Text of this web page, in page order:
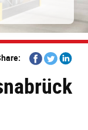
Share
on
Facebook
Share
on
Twitter
Share